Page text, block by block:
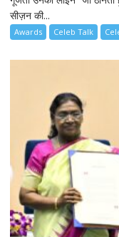
सीज़न की...
Awards Celeb Talk